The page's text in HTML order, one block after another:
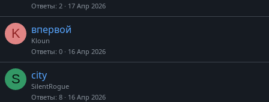
Ответы 2 17 Апр 2026
K впервой
Kloun
Ответы 0 16 Апр 2026
S city
SilentRogue
Ответы 8 16 Апр 2026